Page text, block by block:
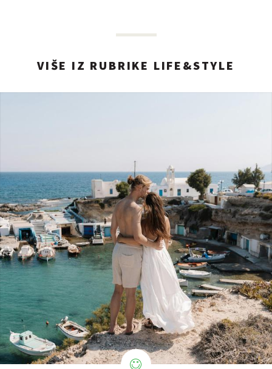
VIŠE IZ RUBRIKE LIFE&STYLE